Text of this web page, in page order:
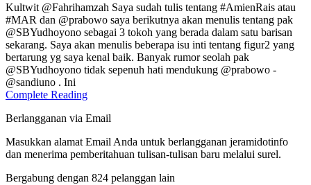
Kultwit @Fahrihamzah Saya sudah tulis tentang #AmienRais atau
#MAR dan @prabowo saya berikutnya akan menulis tentang pak
@SBYudhoyono sebagai 3 tokoh yang berada dalam satu barisan
sekarang. Saya akan menulis beberapa isu inti tentang figur2 yang
bertarung yg saya kenal baik. Banyak rumor seolah pak
@SBYudhoyono tidak sepenuh hati mendukung @prabowo -
@sandiuno . Ini
Complete Reading
Berlangganan via Email
Masukkan alamat Email Anda untuk berlangganan jeramidotinfo
dan menerima pemberitahuan tulisan-tulisan baru melalui surel.
Bergabung dengan 824 pelanggan lain